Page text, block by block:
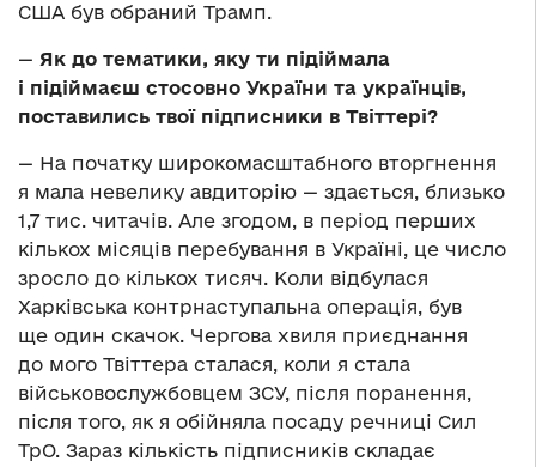
США був обраний Трамп.
— Як до тематики, яку ти підіймала
і підіймаєш стосовно України та українців,
поставились твої підписники в Твіттері?
— На початку широкомасштабного вторгнення
я мала невелику авдиторію — здається, близько
1,7 тис. читачів. Але згодом, в період перших
кількох місяців перебування в Україні, це число
зросло до кількох тисяч. Коли відбулася
Харківська контрнаступальна операція, був
ще один скачок. Чергова хвиля приєднання
до мого Твіттера сталася, коли я стала
військовослужбовцем ЗСУ, після поранення,
після того, як я обійняла посаду речниці Сил
ТрО. Зараз кількість підписників складає